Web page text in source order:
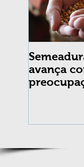
avança